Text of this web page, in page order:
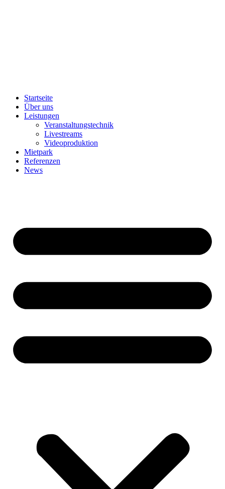
Startseite
Über uns
Leistungen
Veranstaltungstechnik
Livestreams
Videoproduktion
Mietpark
Referenzen
News